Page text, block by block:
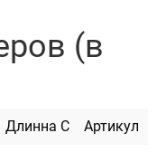
вам и вашему
стойкости к
(в
Длинна C Артикул